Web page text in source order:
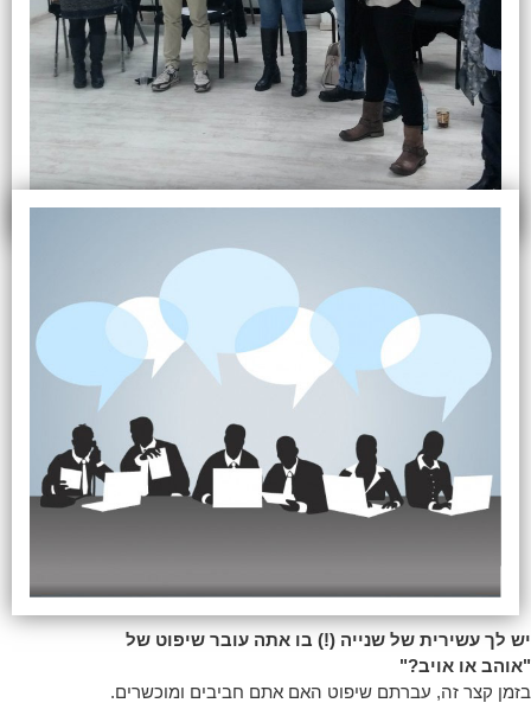
יש לך עשירית של שנייה (!) בו אתה עובר שיפוט של
"אוהב או אויב?"
בזמן קצר זה, עברתם שיפוט האם אתם חביבים ומוכשרים.